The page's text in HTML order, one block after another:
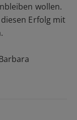
wollen.
Erfolg mit